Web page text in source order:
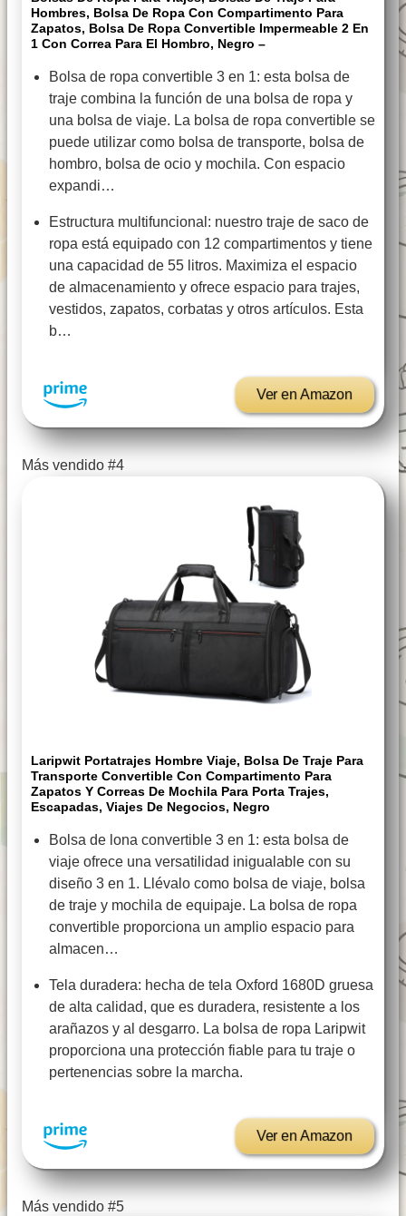
Hombres, Bolsa De Ropa Con Compartimento Para
Zapatos, Bolsa De Ropa Convertible Impermeable 2 En
1 Con Correa Para El Hombro, Negro –
Bolsa de ropa convertible 3 en 1: esta bolsa de
traje combina la función de una bolsa de ropa y
una bolsa de viaje. La bolsa de ropa convertible se
puede utilizar como bolsa de transporte, bolsa de
hombro, bolsa de ocio y mochila. Con espacio
expandi…
Estructura multifuncional: nuestro traje de saco de
ropa está equipado con 12 compartimentos y tiene
una capacidad de 55 litros. Maximiza el espacio
de almacenamiento y ofrece espacio para trajes,
vestidos, zapatos, corbatas y otros artículos. Esta
b…
Ver en Amazon
Más vendido #4
Laripwit Portatrajes Hombre Viaje, Bolsa De Traje Para
Transporte Convertible Con Compartimento Para
Zapatos Y Correas De Mochila Para Porta Trajes,
Escapadas, Viajes De Negocios, Negro
Bolsa de lona convertible 3 en 1: esta bolsa de
viaje ofrece una versatilidad inigualable con su
diseño 3 en 1. Llévalo como bolsa de viaje, bolsa
de traje y mochila de equipaje. La bolsa de ropa
convertible proporciona un amplio espacio para
almacen…
Tela duradera: hecha de tela Oxford 1680D gruesa
de alta calidad, que es duradera, resistente a los
arañazos y al desgarro. La bolsa de ropa Laripwit
proporciona una protección fiable para tu traje o
pertenencias sobre la marcha.
Ver en Amazon
Más vendido #5